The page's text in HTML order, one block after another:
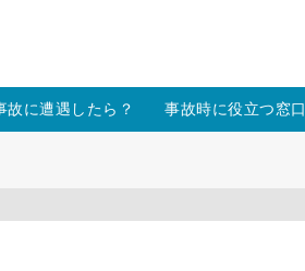
故に遭遇したら？ 事故時に役立つ窓口